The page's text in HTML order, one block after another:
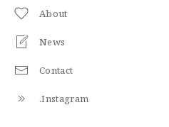
About
News
Contact
.Instagram